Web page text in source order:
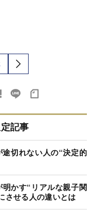
記事
切れない人の“決定的
明かす“リアルな親子関
させる人の違いとは